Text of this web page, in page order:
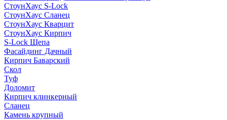
СтоунХаус S-Lock
СтоунХаус Сланец
СтоунХаус Кварцит
СтоунХаус Кирпич
S-Lock Щепа
Фасайдинг Дачный
Кирпич Баварский
Скол
Туф
Доломит
Кирпич клинкерный
Сланец
Камень крупный